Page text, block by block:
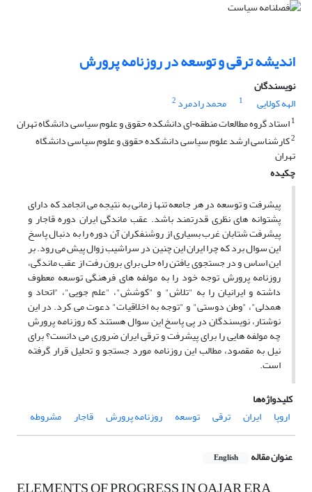
اندیشه ترقی و توسعه در روزنامه پرورش
نویسندگان
الهه کولایی
1 محمد رادمرد 2
1استاد گروه مطالعات منطقه¬ای دانشکده حقوق و علوم سیاسی دانشگاه تهران
2کارشناسی ارشد علوم سیاسی دانشکده حقوق و علوم سیاسی دانشگاه
تهران
چکیده
پیشرفت و توسعه در هر جامعه تنها زمانی به نتیجه می انجامد که دارای
پشتوانه های نظری قدرتمند باشد. عقب ماندگی ایران دوره قاجار و
پیشرفت شتابان غرب بسیاری از روشنفکران آن دوره را به دنبال پاسخ
این سوال برد که چرا ایران این چنین در سراشیب زوال پیش می رود. بر
این اساس و در جستجوی یافتن راه حلی برای برون رفت از عقب ماندگی،
روزنامه پرورش توجه خود را به مولفه های فرهنگی توسعه معطوف
داشته و ایرانیان را به "تلاش" و "کوشش"، "علم جویی"، "اتحاد و
همدلی"، "وطن دوستی" و "توجه به اخلاقیات" دعوت می کرد. در این
نوشتار، نویسندگان در پی پاسخ این سوال هستند که روزنامه پرورش
چه مولفه هایی را برای پیشرفت و ترقی ایران ضروری می دانست؟ برای
نیل به مقصود، مطالب این روزنامه مورد جستجو و تحلیل قرار گرفته
است.
کلیدواژه‌ها
اروپا
ایران ترقی توسعه روزنامه پرورش قاجار مشروطه
عنوان مقاله English